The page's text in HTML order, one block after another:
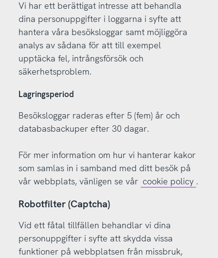
Vi har ett berättigat intresse att behandla
dina personuppgifter i loggarna i syfte att
hantera våra besöksloggar samt möjliggöra
analys av sådana för att till exempel
upptäcka fel, intrångsförsök och
säkerhetsproblem.
Lagringsperiod
Besöksloggar raderas efter 5 (fem) år och
databasbackuper efter 30 dagar.
För mer information om hur vi hanterar kakor
som samlas in i samband med ditt besök på
vår webbplats, vänligen se vår cookie policy .
Robotfilter (Captcha)
Vid ett fåtal tillfällen behandlar vi dina
personuppgifter i syfte att skydda vissa
funktioner på webbplatsen från missbruk,